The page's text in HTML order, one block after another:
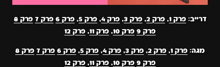
דרייב:פרק 1 ,פרק 2 ,פרק 3 ,פרק 4 ,פרק 5 ,פרק 6 פרק 7
פרק 8
פרק 9
פרק 10 , פרק 11 , פרק 12
מגה: פרק 1 , פרק 2 , פרק 3 , פרק 4 , פרק 5 , פרק 6 פרק 7
פרק 8
פרק 9
פרק 10 , פרק 11 , פרק 12